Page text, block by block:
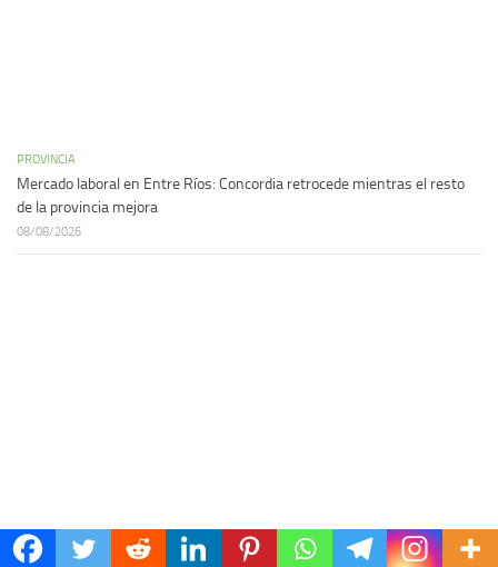
PROVINCIA
Mercado laboral en Entre Ríos: Concordia retrocede mientras el resto
de la provincia mejora
08/08/2026